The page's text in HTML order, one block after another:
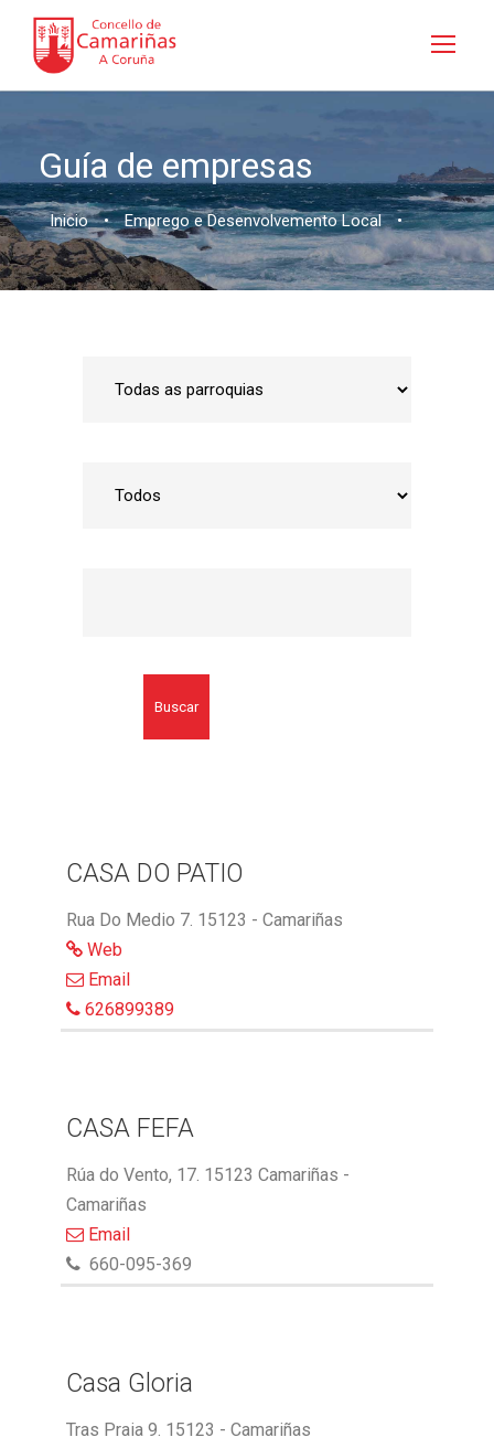
Guía de empresas
Inicio • Emprego e Desenvolvemento Local •
Buscar
CASA DO PATIO
Rua Do Medio 7. 15123 - Camariñas
Web
Email
626899389
CASA FEFA
Rúa do Vento, 17. 15123 Camariñas -
Camariñas
Email
660-095-369
Casa Gloria
Tras Praia 9. 15123 - Camariñas